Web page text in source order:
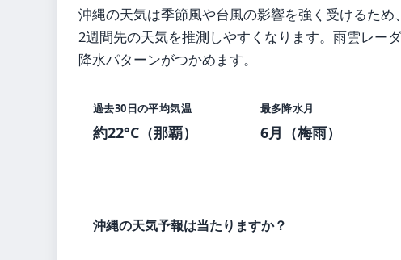
沖縄の天気は季節風や台風の影響を強く受けるため
2週間先の天気を推測しやすくなります。雨雲レー
降水パターンがつかめます。
過去30日の平均気温
約22°C（那覇）
最多降水月
6月（梅雨）
沖縄の天気予報は当たりますか？